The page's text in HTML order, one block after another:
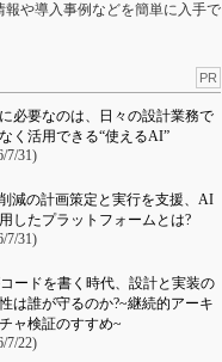
報や導入事例などを簡単に入手で
PR
必要なのは、日々の設計業務で
く活用できる“使えるAI”
7/31)
減の計画策定と実行を支援、AI
したプラットフォームとは?
7/31)
ードを書く時代、設計と実装の
は誰が守るのか?~継続的アーキ
ャ検証のすすめ~
7/22)